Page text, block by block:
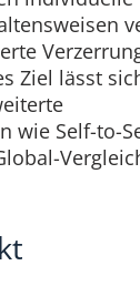
Ziel lässt
wie Self-to-